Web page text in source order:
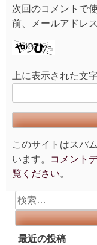
次回のコメントで
前、メールアドレ
上に表示された文
このサイトはスパ
います。
コメント
覧ください。
検
索:
最近の投稿